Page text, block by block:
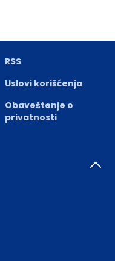
RSS
Uslovi korišćenja
Obaveštenje o
privatnosti